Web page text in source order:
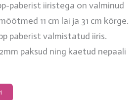
paberist iiristega on valminud
11 cm lai ja 31 cm kõrge.
paberist valmistatud iiris.
paksud ning kaetud nepaali